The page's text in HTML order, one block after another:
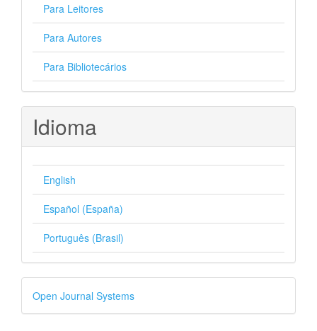
Para Leitores
Para Autores
Para Bibliotecários
Idioma
English
Español (España)
Português (Brasil)
Desenvolvido
por
Open Journal Systems